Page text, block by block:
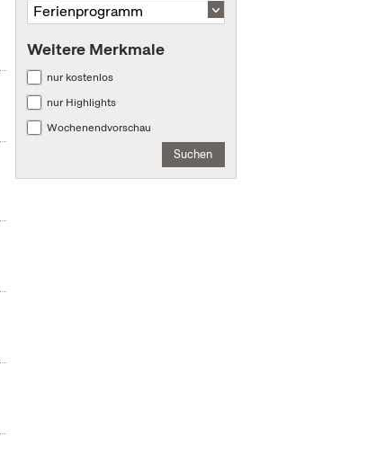
Weitere Merkmale
nur kostenlos
nur Highlights
Wochenendvorschau
Suchen